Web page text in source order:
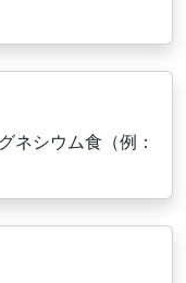
ネシウム食（例：